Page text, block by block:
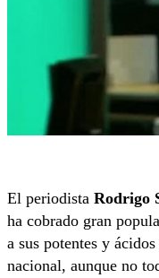
El periodista Rodrigo
ha cobrado gran
a sus potentes y
nacional, aunque no